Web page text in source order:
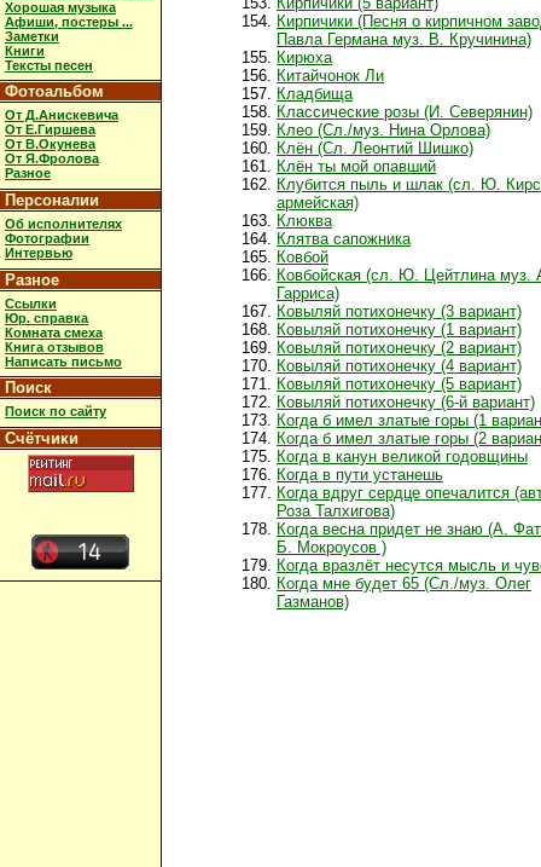
Хорошая музыка
Афиши, постеры ...
Заметки
Книги
Тексты песен
Фотоальбом
От Д.Анискевича
От Е.Гиршева
От В.Окунева
От Я.Фролова
Разное
Персоналии
Об исполнителях
Фотографии
Интервью
Разное
Ссылки
Юр. справка
Комната смеха
Книга отзывов
Написать письмо
Поиск
Поиск по сайту
Счётчики
Кирпичики (Песня о кирпичном
Павла Германа муз. В. Кручинина)
Кирюха
Китайчонок Ли
Кладбища
Классические розы (И. Северянин)
Клео (Сл./муз. Нина Орлова)
Клён (Сл. Леонтий Шишко)
Клён ты мой опавший
Клубится пыль и шлак (сл. Ю.
армейская)
Клюква
Клятва сапожника
Ковбой
Ковбойская (сл. Ю. Цейтлина муз.
Гарриса)
Ковыляй потихонечкy (3 вариант)
Ковыляй потихонечку (1 вариант)
Ковыляй потихонечку (2 вариант)
Ковыляй потихонечку (4 вариант)
Ковыляй потихонечку (5 вариант)
Ковыляй потихонечку (6-й вариант)
Когда б имел златые горы (1
Когда б имел златые горы (2
Когда в канун великой годовщины
Когда в пути устанешь
Когда вдруг сердце опечалится
Роза Талхигова)
Когда весна придет не знаю (А.
Б. Мокроусов )
Когда вразлёт несутся мысль и
Когда мне будет 65 (Сл./муз. Олег
Газманов)